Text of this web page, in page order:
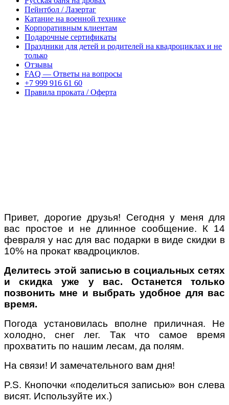
Пейнтбол / Лазертаг
Катание на военной технике
Корпоративным клиентам
Подарочные сертификаты
Праздники для детей и родителей на квадроциклах и не
только
Отзывы
FAQ — Ответы на вопросы
+7 999 916 61 60
Правила проката / Оферта
Привет, дорогие друзья! Сегодня у меня для
вас простое и не длинное сообщение. К 14
февраля у нас для вас подарки в виде скидки в
10% на прокат квадроциклов.
Делитесь этой записью в социальных сетях
и скидка уже у вас. Останется только
позвонить мне и выбрать удобное для вас
время.
Погода установилась вполне приличная. Не
холодно, снег лег. Так что самое время
прохватить по нашим лесам, да полям.
На связи! И замечательного вам дня!
P.S. Кнопочки «поделиться записью» вон слева
висят. Используйте их.)